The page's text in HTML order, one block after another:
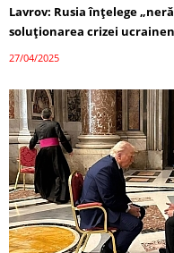
Lavrov: Rusia înțelege
soluționarea crizei
27/04/2025